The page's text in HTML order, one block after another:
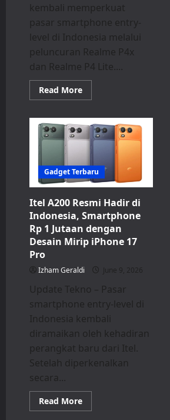
kembali memperkuat
pasar smartphone entry-
level di Indonesia melalui
peluncuran Realme P4x
dan Realme P4 Lite....
Read MoreRead
more
P4x
dan
Realme
P4
Resmi
Meluncur
di
Indonesia
dengan
Baterai
Jumbo
Gadget Terbaru
Itel A200 Resmi Hadir di
Indonesia, Smartphone
Rp 1 Jutaan dengan
Desain Mirip iPhone 17
Pro
Izham Geraldi June 9, 2026
Update Tekno – Pasar
smartphone entry-level di
Indonesia kembali
diramaikan oleh kehadiran
perangkat baru dari Itel.
Setelah diperkenalkan
secara...
Read MoreRead
more